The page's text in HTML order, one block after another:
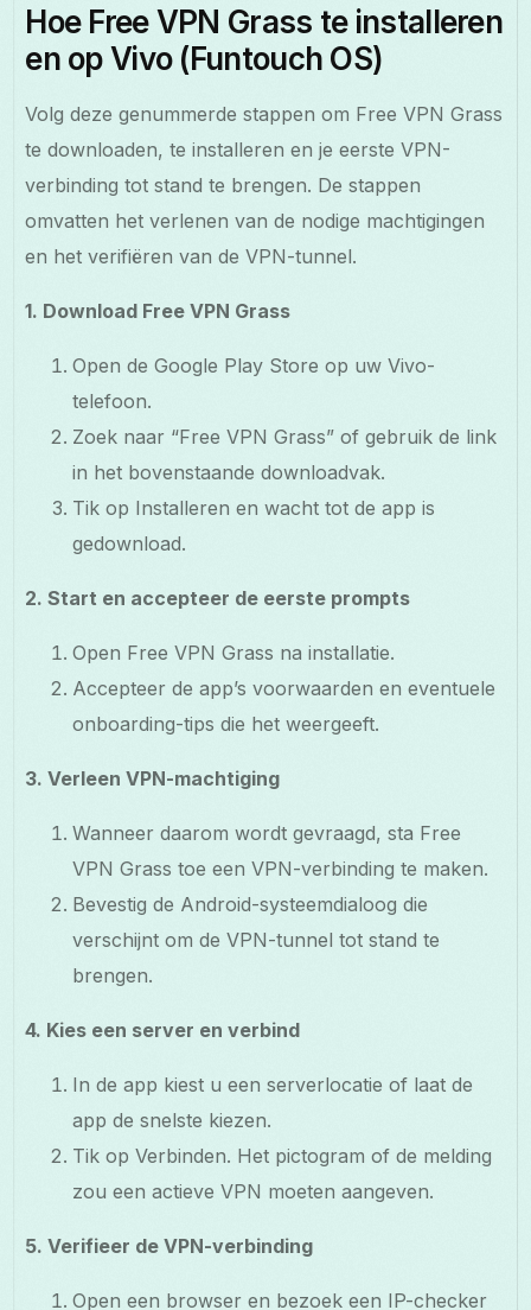
Hoe Free VPN Grass te installeren
en op Vivo (Funtouch OS)
Volg deze genummerde stappen om Free VPN Grass
te downloaden, te installeren en je eerste VPN-
verbinding tot stand te brengen. De stappen
omvatten het verlenen van de nodige machtigingen
en het verifiëren van de VPN-tunnel.
1. Download Free VPN Grass
Open de Google Play Store op uw Vivo-
telefoon.
Zoek naar “Free VPN Grass” of gebruik de link
in het bovenstaande downloadvak.
Tik op Installeren en wacht tot de app is
gedownload.
2. Start en accepteer de eerste prompts
Open Free VPN Grass na installatie.
Accepteer de app’s voorwaarden en eventuele
onboarding-tips die het weergeeft.
3. Verleen VPN-machtiging
Wanneer daarom wordt gevraagd, sta Free
VPN Grass toe een VPN-verbinding te maken.
Bevestig de Android-systeemdialoog die
verschijnt om de VPN-tunnel tot stand te
brengen.
4. Kies een server en verbind
In de app kiest u een serverlocatie of laat de
app de snelste kiezen.
Tik op Verbinden. Het pictogram of de melding
zou een actieve VPN moeten aangeven.
5. Verifieer de VPN-verbinding
Open een browser en bezoek een IP-checker